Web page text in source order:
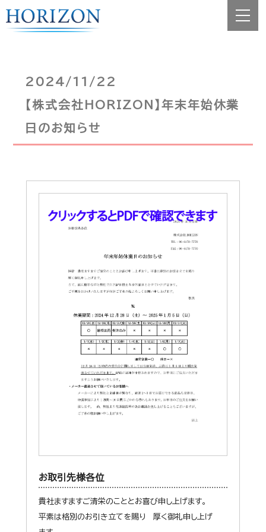
2024/11/22
【株式会社HORIZON】年末年始休業
日のお知らせ
お取引先様各位
貴社ますますご清栄のこととお喜び申し上げます。
平素は格別のお引き立てを賜り 厚く御礼申し上げ